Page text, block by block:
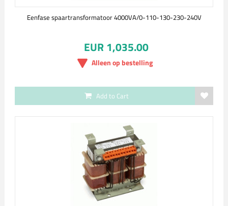
Eenfase spaartransformatoor 4000VA/0-110-130-230-240V
EUR 1,035.00
Alleen op bestelling
Add to Cart